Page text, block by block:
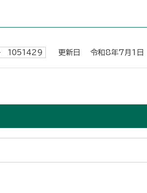
1051429 更新日 令和8年7月1日